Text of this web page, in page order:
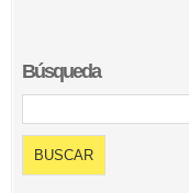
Búsqueda